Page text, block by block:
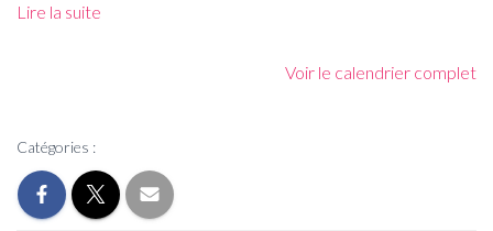
Lire la suite
Voir le calendrier complet
Catégories :